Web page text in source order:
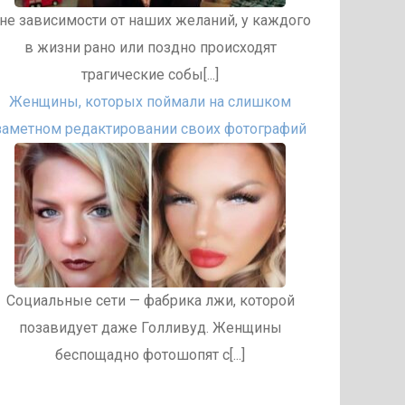
зависимости от наших желаний, у каждого
в жизни рано или поздно происходят
трагические собы[...]
Женщины, которых поймали на слишком
редактировании своих фотографий
Социальные сети — фабрика лжи, которой
позавидует даже Голливуд. Женщины
беспощадно фотошопят с[...]